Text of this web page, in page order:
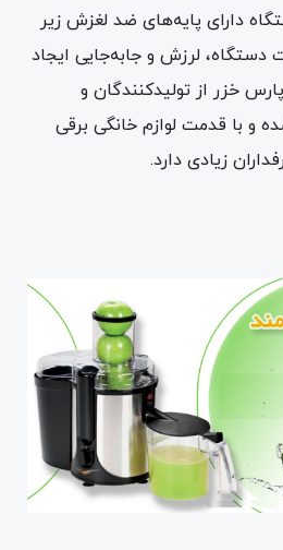
دارای پایه‌های ضد لغزش زیر
لرزش و جابه‌جایی ایجاد
خزر از تولیدکنندگان و
و با قدمت لوازم خانگی برقی
زیادی دارد.